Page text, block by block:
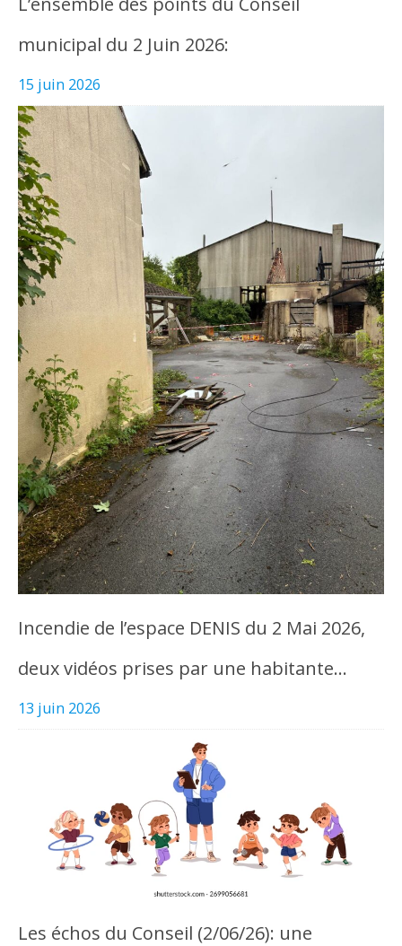
municipal du 2 Juin 2026:
15 juin 2026
Incendie de l’espace DENIS du 2 Mai 2026,
deux vidéos prises par une habitante…
13 juin 2026
Les échos du Conseil (2/06/26): une